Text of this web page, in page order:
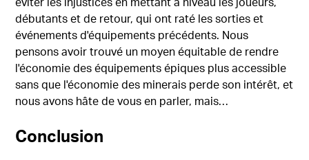
débutants et de retour, qui ont raté les sorties et
événements d'équipements précédents. Nous
pensons avoir trouvé un moyen équitable de rendre
l'économie des équipements épiques plus accessible
sans que l'économie des minerais perde son intérêt, et
nous avons hâte de vous en parler, mais…
Conclusion